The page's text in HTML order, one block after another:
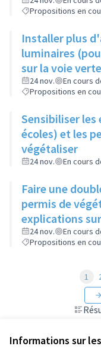
Informations sur
Propositions en
Installer plus
luminaires
sur la voie
et la rue de
24 nov.
En cours
Propositions en
Sensibiliser
écoles) et les
végétaliser
24 nov. En cours
Faire une
permis de
explications
côté des
investir
24 nov.
En cours
Propositions en
1